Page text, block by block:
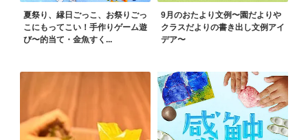
夏祭り、縁日ごっこ、お祭りごっ
こにもってこい！手作りゲーム遊
び〜的当て・金魚すく...
9月のおたより文例〜園だよりや
クラスだよりの書き出し文例アイ
デア〜